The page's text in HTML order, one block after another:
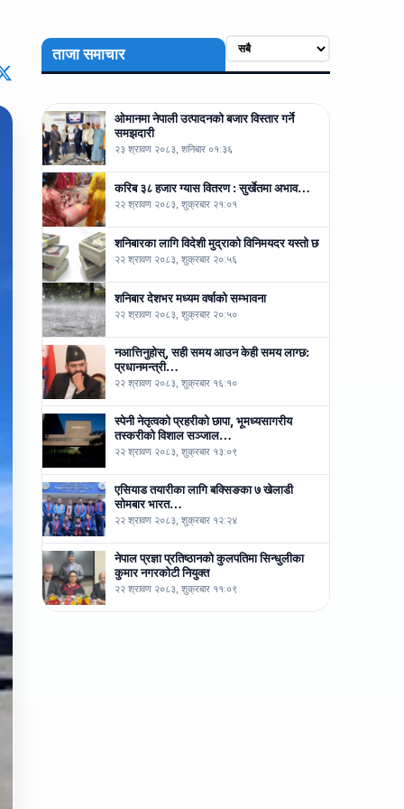
ताजा समाचार
ओमानमा नेपाली उत्पादनको बजार विस्तार गर्ने
समझदारी
२३ श्रावण २०८३, शनिबार ०१:३६
करिब ३८ हजार ग्यास वितरण : सुर्खेतमा अभाव…
२२ श्रावण २०८३, शुक्रबार २१:०१
शनिबारका लागि विदेशी मुद्राको विनिमयदर यस्तो छ
२२ श्रावण २०८३, शुक्रबार २०:५६
शनिबार देशभर मध्यम वर्षाको सम्भावना
२२ श्रावण २०८३, शुक्रबार २०:५०
नआत्तिनुहोस्, सही समय आउन केही समय लाग्छ:
प्रधानमन्त्री…
२२ श्रावण २०८३, शुक्रबार १६:१०
स्पेनी नेतृत्वको प्रहरीको छापा, भूमध्यसागरीय
तस्करीको विशाल सञ्जाल…
२२ श्रावण २०८३, शुक्रबार १३:०९
एसियाड तयारीका लागि बक्सिङका ७ खेलाडी
सोमबार भारत…
२२ श्रावण २०८३, शुक्रबार १२:२४
नेपाल प्रज्ञा प्रतिष्ठानको कुलपतिमा सिन्धुलीका
कुमार नगरकोटी नियुक्त
२२ श्रावण २०८३, शुक्रबार ११:०९